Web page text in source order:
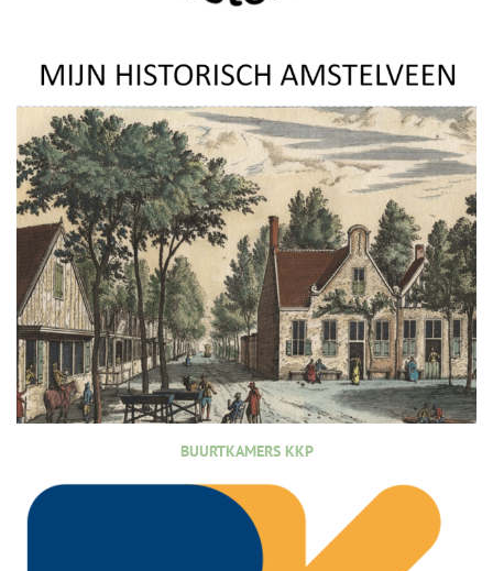
BUURTKAMERS KKP